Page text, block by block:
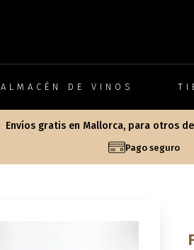
ALMACÉN DE VINOS
Envíos gratis en Mallorca, para otros
Pago seguro